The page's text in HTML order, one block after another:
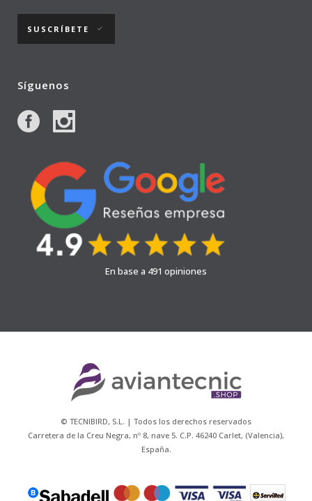
SUSCRÍBETE
Síguenos
En base a 491 opiniones
© TECNIBIRD, S.L. | Todos los derechos reservados
Carretera de la Creu Negra, nº 8, nave 5. C.P. 46240 Carlet, (Valencia),
España.